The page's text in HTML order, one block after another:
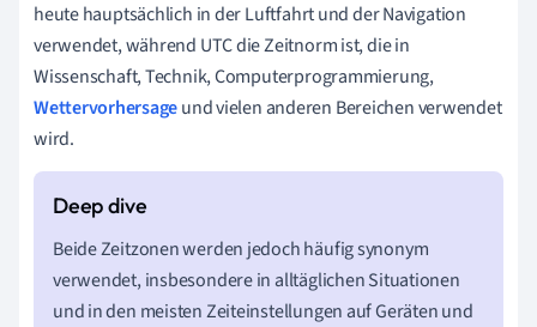
heute hauptsächlich in der Luftfahrt und der Navigation
verwendet, während UTC die Zeitnorm ist, die in
Wissenschaft, Technik, Computerprogrammierung,
Wettervorhersageund vielen anderen Bereichen verwendet
wird.
Beide Zeitzonen werden jedoch häufig synonym
verwendet, insbesondere in alltäglichen Situationen
und in den meisten Zeiteinstellungen auf Geräten und